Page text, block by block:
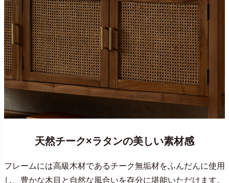
天然チーク×ラタンの美しい素材感
フレームには高級木材であるチーク無垢材をふんだんに使用
し、豊かな木目と自然な風合いを存分に堪能いただけます。